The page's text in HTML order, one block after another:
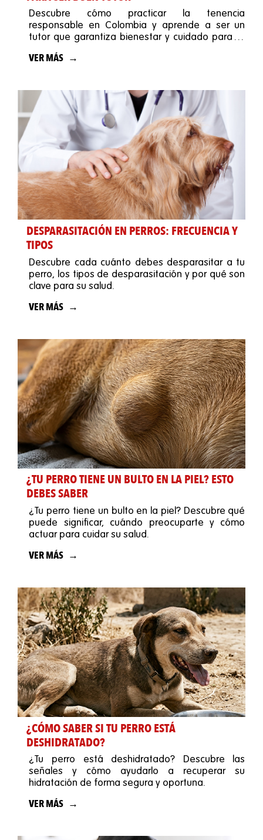
Descubre cómo practicar la tenencia
responsable en Colombia y aprende a ser un
tutor que garantiza bienestar y cuidado para tu
VER MÁS
DESPARASITACIÓN EN PERROS: FRECUENCIA Y
TIPOS
Descubre cada cuánto debes desparasitar a tu
perro, los tipos de desparasitación y por qué son
clave para su salud.
VER MÁS
¿TU PERRO TIENE UN BULTO EN LA PIEL? ESTO
DEBES SABER
¿Tu perro tiene un bulto en la piel? Descubre qué
puede significar, cuándo preocuparte y cómo
actuar para cuidar su salud.
VER MÁS
¿CÓMO SABER SI TU PERRO ESTÁ
DESHIDRATADO?
¿Tu perro está deshidratado? Descubre las
señales y cómo ayudarlo a recuperar su
hidratación de forma segura y oportuna.
VER MÁS